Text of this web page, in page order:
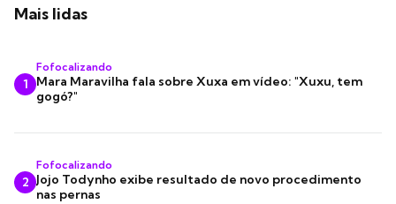
Mais lidas
1
Fofocalizando
Mara Maravilha fala sobre Xuxa em vídeo: "Xuxu, tem
gogó?"
2
Fofocalizando
Jojo Todynho exibe resultado de novo procedimento
nas pernas